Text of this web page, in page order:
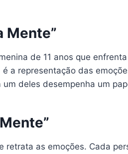
Mente”
de 11 anos que
a representação das
deles desempenha um
as emoções. Cada